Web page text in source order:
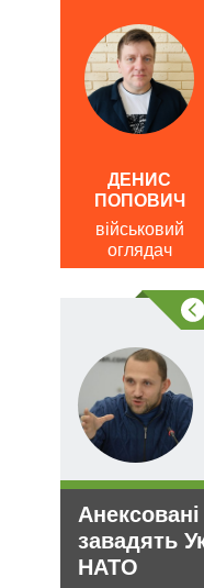
ДЕНИС
ПОПОВИЧ
військовий
оглядач
завадять
НАТО